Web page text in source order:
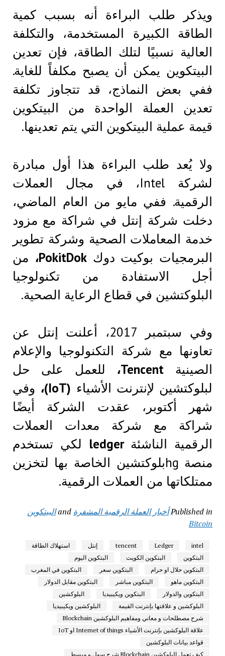
ويذكر طلب البراءة أنه بسبب كمية
الطاقة الكبيرة المستخدمة، والتكلفة
العالية نسبيًا لتلك الطاقة، فإن تعدين
البيتكوين يمكن أن يصبح مكلفاً للغاية.
ففي بعض النماذج، قد تتجاوز تكلفة
تعدين العملة الواحدة من البيتكوين
قيمة عملية البيتكوين التي يتم تعدينها.
ولا يُعد طلب البراءة هذا أول مبادرة
لشركة Intel، في مجال العملات
الرقمية. ففي مايو من العام الماضي،
دخلت شركة إنتل في شراكة مع مزود
خدمة المعاملات الصحية وشركة تطوير
البرمجيات بوكيت دوكPokitDok،
من
أجل الاستفادة من تكنولوجيا
البلوكتشين في قطاع الرعاية الصحية.
وفي سبتمبر 2017، أعلنت إنتل عن
تعاونها مع شركة التكنولوجيا والإعلام
الصينية Tencent،
للعمل على حل
لبلوكتشين لإنترنت الأشياء (IoT)،
وفي
شهر أكتوبر، عقدت الشركة أيضًا
شراكة مع شركة معدات العملات
الرقمية الناشئةledger لكي تستخدم
منصة hgبلوكتشين الخاصة بها لتخزين
ممتلكاتها من العملات الرقمية.
Published inأخبار العملة الرقمية المشفرة
البيتكوين
Bitcoin
intel
Ledger
tencent إنتل
استهلاك الطاقة
البتكوين
البتكوين الكويت
البتكوين اليوم
البتكوين حلال او حرام
البتكوين سعر
البتكوين في المغرب
البتكوين ماهو
البتكوين مباشر
البتكوين مقابل الدولار
البتكوين والدولار
البتكوين ويكيبيديا
البلوكشين
البلوكشين و علاقتها بإنترنت القيمة
البلوكشين ويكيبيديا
شرح مصطلحات و معاني ومفاهيم البلوكشين Blockchain
علاقة البلوكشين بإنترنت الأشياء Internet of things او IoT
قواعد بيانات البلوكشين
كيف تعمل البلوكشين Blockchain شرح سهل و مبسط